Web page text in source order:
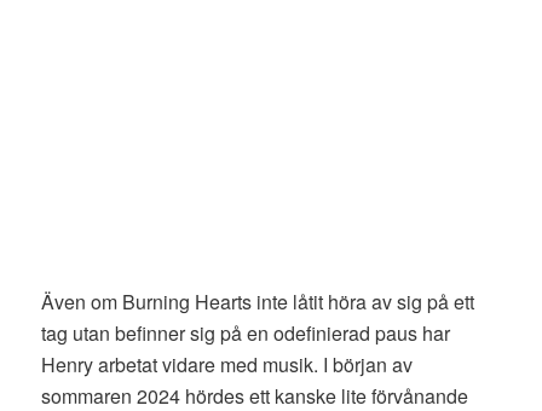
Även om Burning Hearts inte låtit höra av sig på ett
tag utan befinner sig på en odefinierad paus har
Henry arbetat vidare med musik. I början av
sommaren 2024 hördes ett kanske lite förvånande